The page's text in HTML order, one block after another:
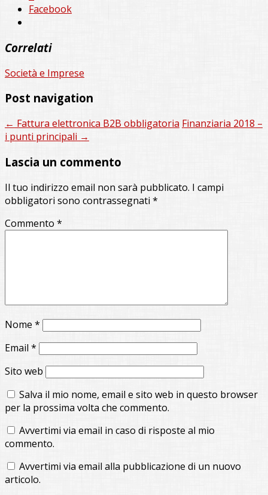
Facebook
Correlati
Società e Imprese
Post navigation
← Fattura elettronica B2B obbligatoria Finanziaria 2018 –
i punti principali →
Lascia un commento
Il tuo indirizzo email non sarà pubblicato. I campi
obbligatori sono contrassegnati *
Commento *
Nome *
Email *
Sito web
Salva il mio nome, email e sito web in questo browser
per la prossima volta che commento.
Avvertimi via email in caso di risposte al mio
commento.
Avvertimi via email alla pubblicazione di un nuovo
articolo.